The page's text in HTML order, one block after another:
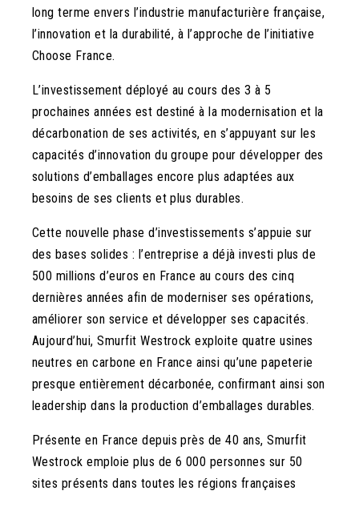
long terme envers l’industrie manufacturière française,
l’innovation et la durabilité, à l’approche de l’initiative
Choose France.
L’investissement déployé au cours des 3 à 5
prochaines années est destiné à la modernisation et la
décarbonation de ses activités, en s’appuyant sur les
capacités d’innovation du groupe pour développer des
solutions d’emballages encore plus adaptées aux
besoins de ses clients et plus durables.
Cette nouvelle phase d’investissements s’appuie sur
des bases solides : l’entreprise a déjà investi plus de
500 millions d’euros en France au cours des cinq
dernières années afin de moderniser ses opérations,
améliorer son service et développer ses capacités.
Aujourd’hui, Smurfit Westrock exploite quatre usines
neutres en carbone en France ainsi qu’une papeterie
presque entièrement décarbonée, confirmant ainsi son
leadership dans la production d’emballages durables.
Présente en France depuis près de 40 ans, Smurfit
Westrock emploie plus de 6 000 personnes sur 50
sites présents dans toutes les régions françaises